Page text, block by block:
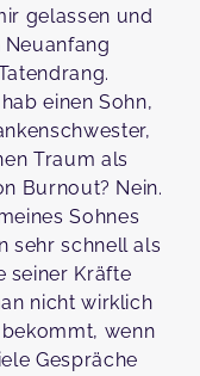
gelassen und
einen Sohn,
Traum als
Burnout? Nein.
Sohnes
sehr schnell als
seiner Kräfte
nicht wirklich
wenn
Gespräche